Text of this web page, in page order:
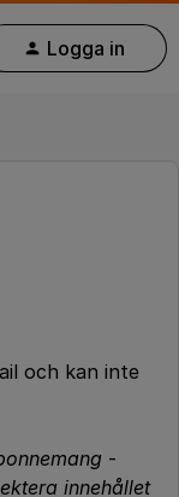
Logga in
och kan inte
-
innehållet